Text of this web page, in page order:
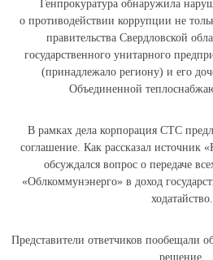
Генпрокуратура обнаружила
о противодействии коррупции не
правительства Свердловской
государственного унитарного
(принадлежало региону) и его
Объединенной
В рамках дела корпорация СТС
соглашение. Как рассказал источник
обсуждался вопрос о передаче
«Облкоммунэнерго» в доход
ходатайство.
Представители ответчиков пообещали
решение.